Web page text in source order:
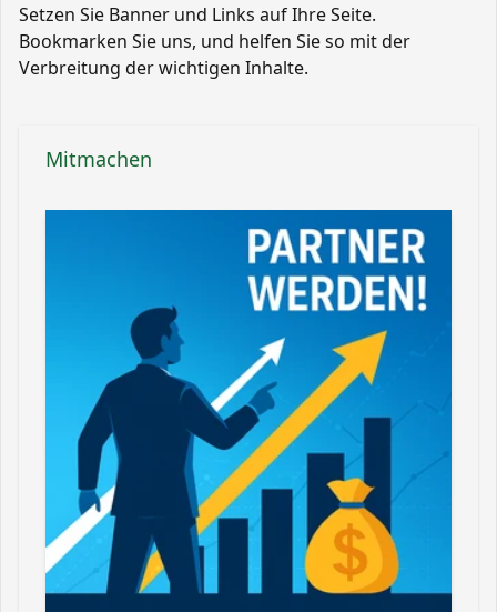
Setzen Sie Banner und Links auf Ihre Seite.
Bookmarken Sie uns, und helfen Sie so mit der
Verbreitung der wichtigen Inhalte.
Mitmachen